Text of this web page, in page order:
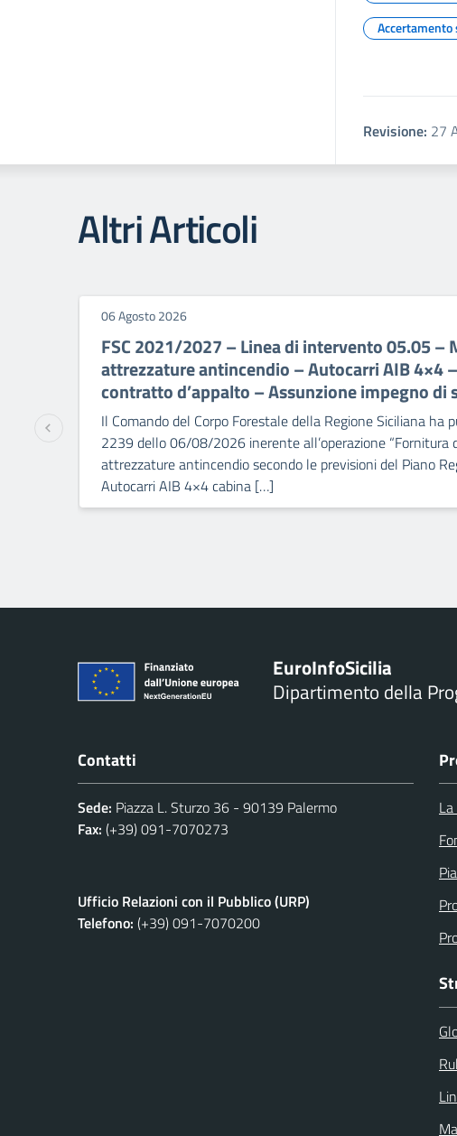
Accertamento
Revisione: 27
Altri Articoli
06 Agosto 2026
FSC 2021/2027 – Linea di intervento 05.05 –
attrezzature antincendio – Autocarri AIB 4×4
contratto d’appalto – Assunzione impegno di
Il Comando del Corpo Forestale della Regione Siciliana ha
2239 dello 06/08/2026 inerente all’operazione “Fornitura
attrezzature antincendio secondo le previsioni del Piano
Autocarri AIB 4×4 cabina […]
EuroInfoSicilia
Dipartimento della
Contatti
Sede: Piazza L. Sturzo 36 - 90139 Palermo
Fax: (+39) 091-7070273
Ufficio Relazioni con il Pubblico (URP)
Telefono: (+39) 091-7070200